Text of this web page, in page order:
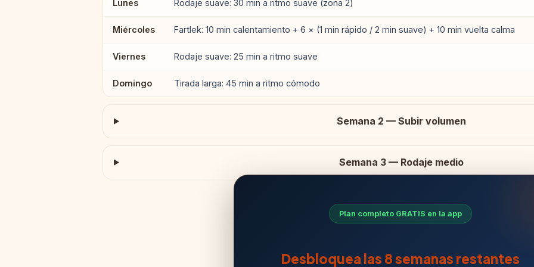
Lunes Rodaje suave: 30 min a ritmo suave (zona 2)
Miércoles Fartlek: 10 min calentamiento + 6 × (1 min rápido / 2 min suave) + 10 min vuelta calma
Viernes Rodaje suave: 25 min a ritmo suave
Domingo Tirada larga: 45 min a ritmo cómodo
Semana 2 — Subir volumen
Semana 3 — Rodaje medio
Plan completo GRATIS en la app
Desbloquea las 8 semanas restantes